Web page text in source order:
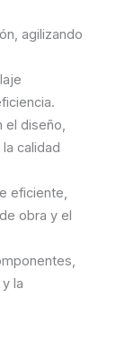
agilizando
el diseño,
calidad
eficiente,
obra y el
la